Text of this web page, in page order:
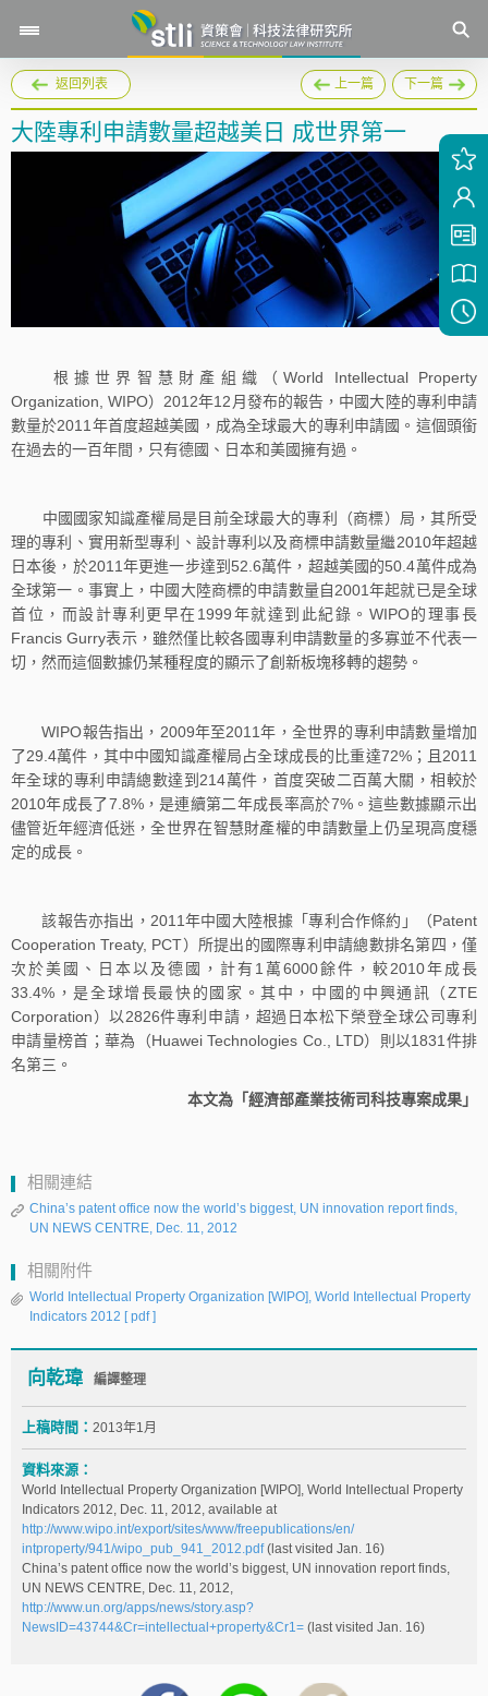
返回列表 上一篇 下一篇
大陸專利申請數量超越美日 成世界第一
根據世界智慧財產組織（World Intellectual Property
Organization, WIPO）2012年12月發布的報告，中國大陸的專利申請
數量於2011年首度超越美國，成為全球最大的專利申請國。這個頭銜
在過去的一百年間，只有德國、日本和美國擁有過。
中國國家知識產權局是目前全球最大的專利（商標）局，其所受
理的專利、實用新型專利、設計專利以及商標申請數量繼2010年超越
日本後，於2011年更進一步達到52.6萬件，超越美國的50.4萬件成為
全球第一。事實上，中國大陸商標的申請數量自2001年起就已是全球
首位，而設計專利更早在1999年就達到此紀錄。WIPO的理事長
Francis Gurry表示，雖然僅比較各國專利申請數量的多寡並不代表一
切，然而這個數據仍某種程度的顯示了創新板塊移轉的趨勢。
WIPO報告指出，2009年至2011年，全世界的專利申請數量增加
了29.4萬件，其中中國知識產權局占全球成長的比重達72%；且2011
年全球的專利申請總數達到214萬件，首度突破二百萬大關，相較於
2010年成長了7.8%，是連續第二年成長率高於7%。這些數據顯示出
儘管近年經濟低迷，全世界在智慧財產權的申請數量上仍呈現高度穩
定的成長。
該報告亦指出，2011年中國大陸根據「專利合作條約」（Patent
Cooperation Treaty, PCT）所提出的國際專利申請總數排名第四，僅
次於美國、日本以及德國，計有1萬6000餘件，較2010年成長
33.4%，是全球增長最快的國家。其中，中國的中興通訊（ZTE
Corporation）以2826件專利申請，超過日本松下榮登全球公司專利
申請量榜首；華為（Huawei Technologies Co., LTD）則以1831件排
名第三。
本文為「經濟部產業技術司科技專案成果」
相關連結
China’s patent office now the world’s biggest, UN innovation report finds,
UN NEWS CENTRE, Dec. 11, 2012
相關附件
World Intellectual Property Organization [WIPO], World Intellectual Property
Indicators 2012 [ pdf ]
向乾瑋 編譯整理
上稿時間： 2013年1月
資料來源：
World Intellectual Property Organization [WIPO], World Intellectual Property
Indicators 2012, Dec. 11, 2012, available at
http://www.wipo.int/export/sites/www/freepublications/en/
intproperty/941/wipo_pub_941_2012.pdf(last visited Jan. 16)
China’s patent office now the world’s biggest, UN innovation report finds,
UN NEWS CENTRE, Dec. 11, 2012,
http://www.un.org/apps/news/story.asp?
NewsID=43744&Cr=intellectual+property&Cr1= (last visited Jan. 16)